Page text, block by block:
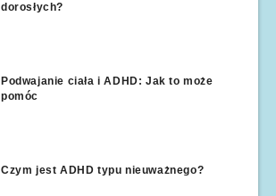
dorosłych?
Podwajanie ciała i ADHD: Jak to może
pomóc
Czym jest ADHD typu nieuważnego?